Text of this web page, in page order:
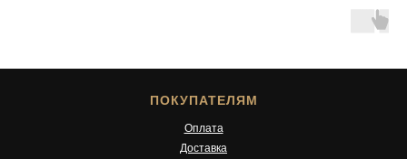
ПОКУПАТЕЛЯМ
Оплата
Доставка